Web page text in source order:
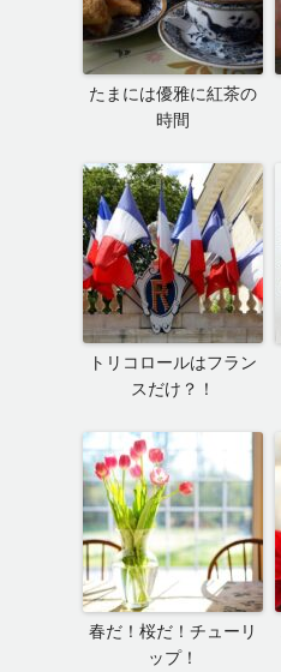
たまには優雅に紅茶の
時間
トリコロールはフラン
スだけ？！
春だ！桜だ！チューリ
ップ！